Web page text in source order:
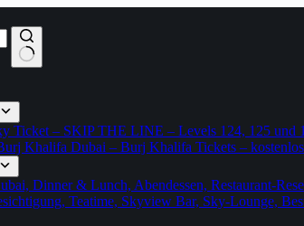
Ticket – SKIP THE LINE – Levels 124, 125 und
Khalifa Dubai – Burj Khalifa Tickets –
Dinner & Lunch, Abendessen, Restaurant-
Teatime, Skyview Bar, Sky-Lounge,